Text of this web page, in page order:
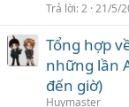
Trả lời 2 21/5/
Tổng hợp
những lần
đến giờ)
Huymaster